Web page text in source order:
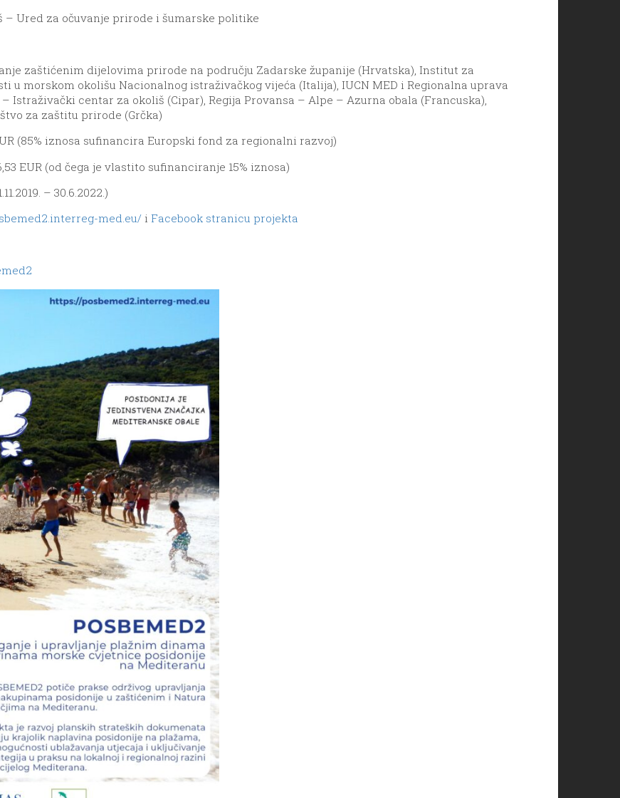
Ured za očuvanje prirode i šumarske politike
zaštićenim dijelovima prirode na području Zadarske županije (Hrvatska), Institut za
u morskom okolišu Nacionalnog istraživačkog vijeća (Italija), IUCN MED i Regionalna uprava
Istraživački centar za okoliš (Cipar), Regija Provansa – Alpe – Azurna obala (Francuska),
za zaštitu prirode (Grčka)
(85% iznosa sufinancira Europski fond za regionalni razvoj)
EUR (od čega je vlastito sufinanciranje 15% iznosa)
– 30.6.2022.)
med.eu/i Facebook stranicu projekta